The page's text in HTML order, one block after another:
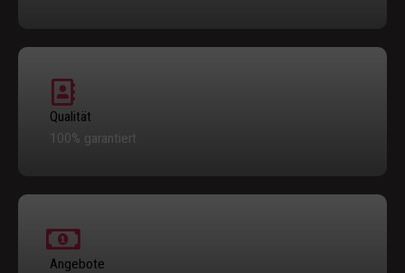
Qualität
100% garantiert
Angebote